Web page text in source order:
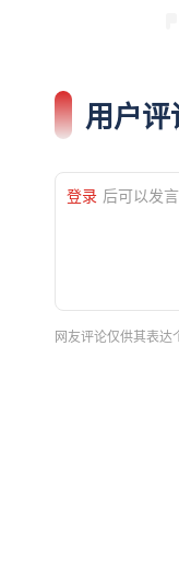
用户评
登录 后可以发言
网友评论仅供其表达